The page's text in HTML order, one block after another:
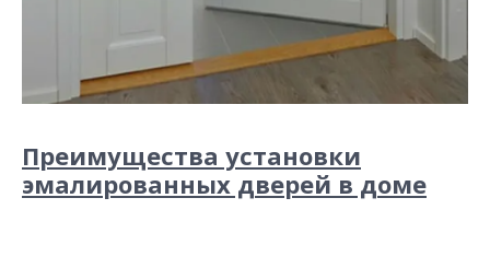
Преимущества установки
эмалированных дверей в доме